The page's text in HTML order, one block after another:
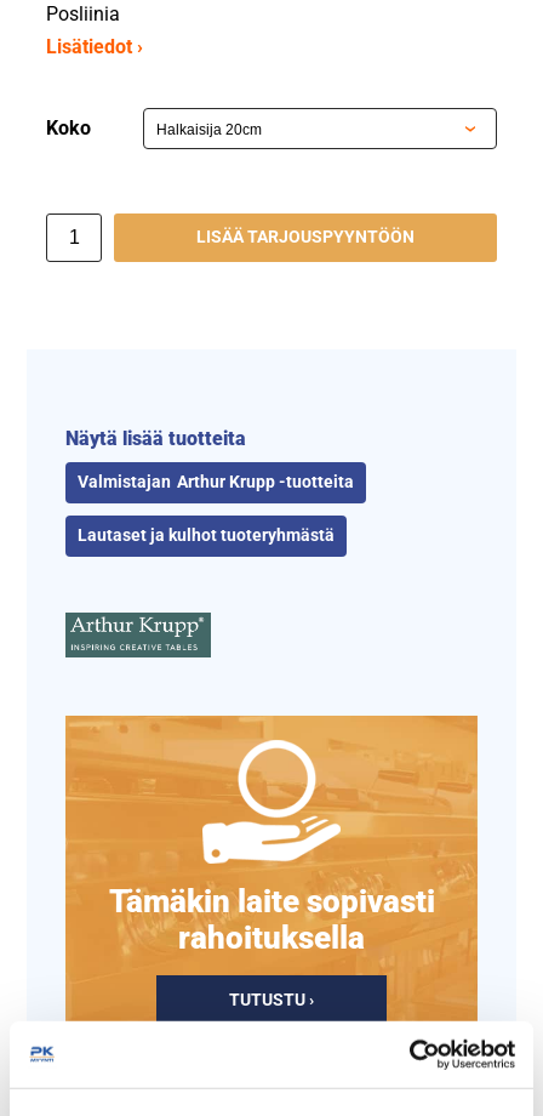
Posliinia
Lisätiedot ›
Koko
LISÄÄ TARJOUSPYYNTÖÖN
Näytä lisää tuotteita
Arthur Krupp -tuotteita
Lautaset ja kulhot tuoteryhmästä
Tämäkin laite sopivasti
rahoituksella
TUTUSTU ›